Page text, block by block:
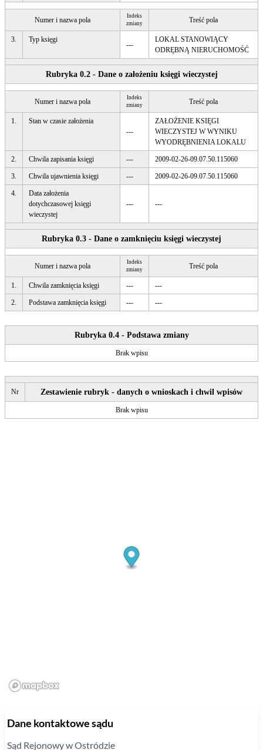
Numer i nazwa pola
Indeks
zmiany
Treść pola
3. Typ księgi
---
LOKAL STANOWIĄCY
ODRĘBNĄ NIERUCHOMOŚĆ
Rubryka 0.2 - Dane o założeniu księgi wieczystej
Numer i nazwa pola
Indeks
zmiany
Treść pola
1.
Stan w czasie założenia
---
ZAŁOŻENIE KSIĘGI
WIECZYSTEJ W WYNIKU
WYODRĘBNIENIA LOKALU
2. Chwila zapisania księgi --- 2009-02-26-09.07.50.115060
3. Chwila ujawnienia księgi --- 2009-02-26-09.07.50.115060
4.
Data założenia
dotychczasowej księgi
wieczystej
--- ---
Rubryka 0.3 - Dane o zamknięciu księgi wieczystej
Numer i nazwa pola
Indeks
zmiany
Treść pola
1. Chwila zamknięcia księgi --- ---
2. Podstawa zamknięcia księgi --- ---
Rubryka 0.4 - Podstawa zmiany
Brak wpisu
Nr Zestawienie rubryk - danych o wnioskach i chwil wpisów
Brak wpisu
Dane kontaktowe sądu
Sąd Rejonowyw Ostródzie